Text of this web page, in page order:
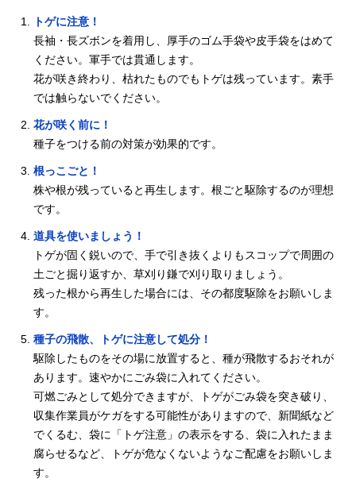
トゲに注意！
長袖・長ズボンを着用し、厚手のゴム手袋や皮手袋をはめて
ください。軍手では貫通します。
花が咲き終わり、枯れたものでもトゲは残っています。素手
では触らないでください。
花が咲く前に！
種子をつける前の対策が効果的です。
根っこごと！
株や根が残っていると再生します。根ごと駆除するのが理想
です。
道具を使いましょう！
トゲが固く鋭いので、手で引き抜くよりもスコップで周囲の
土ごと掘り返すか、草刈り鎌で刈り取りましょう。
残った根から再生した場合には、その都度駆除をお願いしま
す。
種子の飛散、トゲに注意して処分！
駆除したものをその場に放置すると、種が飛散するおそれが
あります。速やかにごみ袋に入れてください。
可燃ごみとして処分できますが、トゲがごみ袋を突き破り、
収集作業員がケガをする可能性がありますので、新聞紙など
でくるむ、袋に「トゲ注意」の表示をする、袋に入れたまま
腐らせるなど、トゲが危なくないようなご配慮をお願いしま
す。